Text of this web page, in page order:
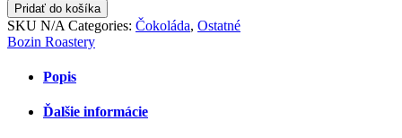
Pridať do košíka
SKU N/A Categories: Čokoláda, Ostatné
Bozin Roastery
Popis
Ďalšie informácie